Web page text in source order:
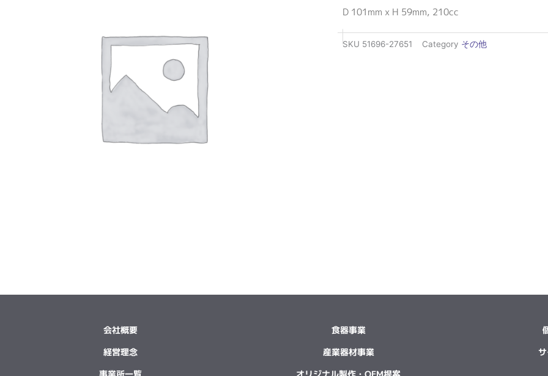
D 101mm x H 59mm, 210cc
SKU 51696-27651 Category その他
会社概要
経営理念
事業所一覧
食器事業
産業器材事業
オリジナル製作・OEM提案